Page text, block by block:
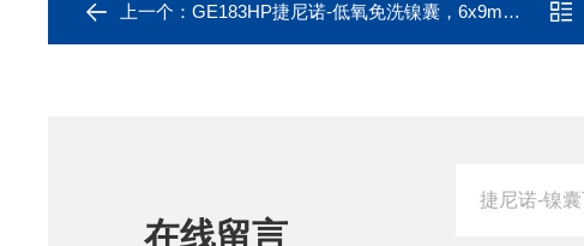
上一个： GE183HP捷尼诺-低氧免洗镍囊，6x9mm，氧分析仪专用
在线留言